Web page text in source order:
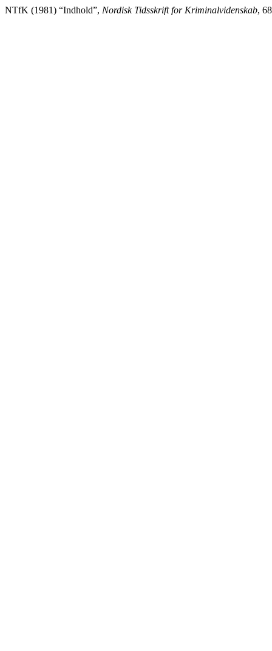
NTfK (1981) “Indhold”, Nordisk Tidsskrift for Kriminalvidenskab,